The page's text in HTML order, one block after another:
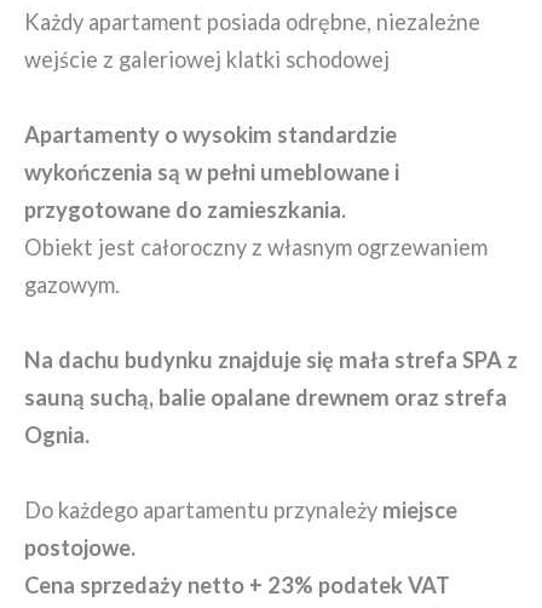
Każdy apartament posiada odrębne, niezależne
wejście z galeriowej klatki schodowej
Apartamenty o wysokim standardzie
wykończenia są w pełni umeblowane i
przygotowane do zamieszkania.
Obiekt jest całoroczny z własnym ogrzewaniem
gazowym.
Na dachu budynku znajduje się mała strefa SPA z
sauną suchą, balie opalane drewnem oraz strefa
Ognia.
Do każdego apartamentu przynależy miejsce
postojowe.
Cena sprzedaży netto + 23% podatek VAT